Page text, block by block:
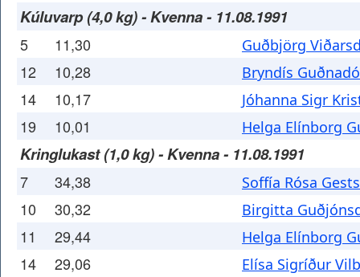
Kúluvarp (4,0 kg) - Kvenna - 11.08.1991
5 11,30 Guðbjörg
12 10,28 Bryndís
14 10,17 Jóhanna Sigr
19 10,01 Helga Elínborg
Kringlukast (1,0 kg) - Kvenna - 11.08.1991
7 34,38 Soffía Rósa
10 30,32 Birgitta
11 29,44 Helga Elínborg
14 29,06 Elísa Sigríður